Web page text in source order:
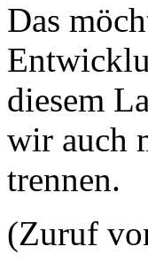
Das
diesem
wir auch
trennen.
(Zuruf